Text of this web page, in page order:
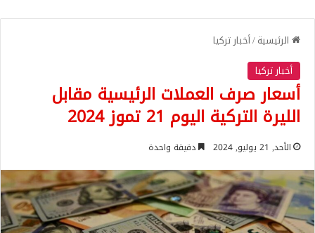
الرئيسية/أخبار تركيا
أخبار تركيا
أسعار صرف العملات الرئيسية مقابل
الليرة التركية اليوم 21 تموز 2024
الأحد, 21 يوليو, 2024 دقيقة واحدة